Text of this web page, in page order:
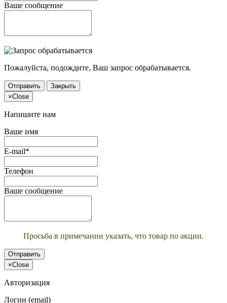
Ваше сообщение
Пожалуйста, подождите, Ваш запрос обрабатывается.
Отправить
Закрыть
×Close
Напишите нам
Ваше имя
E-mail*
Телефон
Ваше сообщение
Просьба в примечании указать, что товар по акции.
Отправить
×Close
Авторизация
Логин (email)